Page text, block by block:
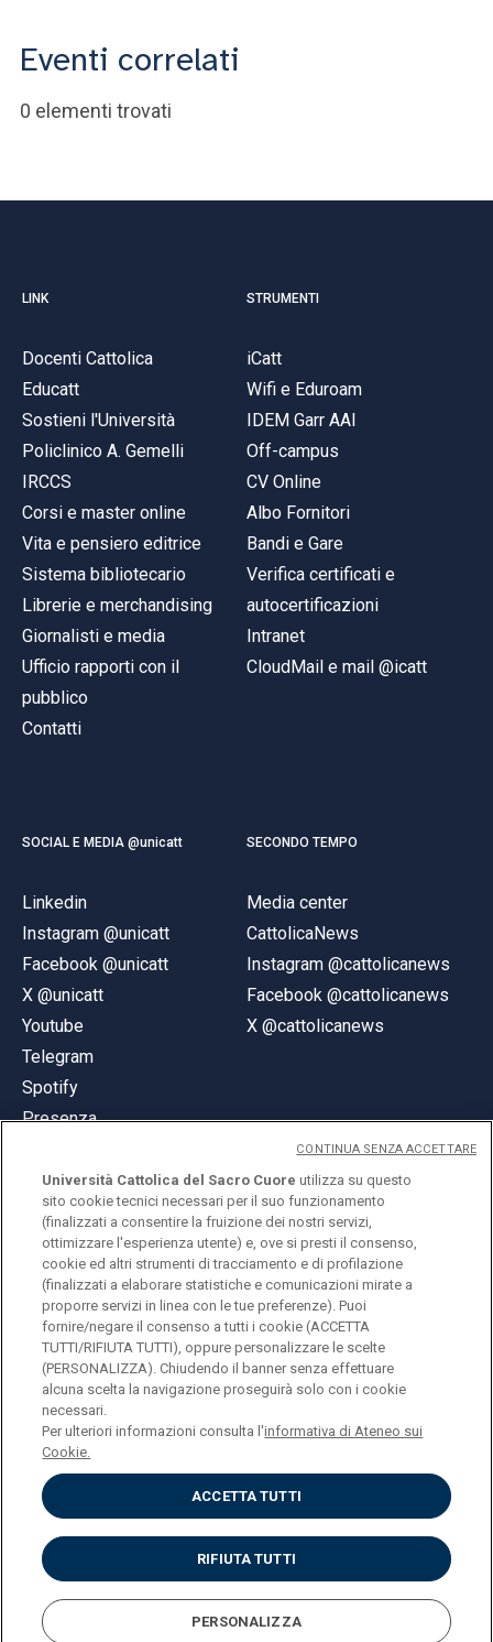
Eventi correlati
0 elementi trovati
LINK
Docenti Cattolica
Educatt
Sostieni l'Università
Policlinico A. Gemelli
IRCCS
Corsi e master online
Vita e pensiero editrice
Sistema bibliotecario
Librerie e merchandising
Giornalisti e media
Ufficio rapporti con il
pubblico
Contatti
STRUMENTI
iCatt
Wifi e Eduroam
IDEM Garr AAI
Off-campus
CV Online
Albo Fornitori
Bandi e Gare
Verifica certificati e
autocertificazioni
Intranet
CloudMail e mail @icatt
SOCIAL E MEDIA @unicatt
Linkedin
Instagram @unicatt
Facebook @unicatt
X @unicatt
Youtube
Telegram
Spotify
Presenza
SECONDO TEMPO
Media center
CattolicaNews
Instagram @cattolicanews
Facebook @cattolicanews
X @cattolicanews
© Università Cattolica del Sacro Cuore
Largo A. Gemelli 1, 20123 Milano
PI 02133120150
ENGLISH
Privacy
Accessibilità
Cookies
Impostazione Cookies
Università Cattolica del Sacro Cuore utilizza su questo
sito cookie tecnici necessari per il suo funzionamento
(finalizzati a consentire la fruizione dei nostri servizi,
ottimizzare l'esperienza utente) e, ove si presti il consenso,
cookie ed altri strumenti di tracciamento e di profilazione
(finalizzati a elaborare statistiche e comunicazioni mirate a
proporre servizi in linea con le tue preferenze). Puoi
fornire/negare il consenso a tutti i cookie (ACCETTA
TUTTI/RIFIUTA TUTTI), oppure personalizzare le scelte
(PERSONALIZZA). Chiudendo il banner senza effettuare
alcuna scelta la navigazione proseguirà solo con i cookie
necessari.
Per ulteriori informazioni consulta l'informativa di Ateneo sui
Cookie.
ACCETTA TUTTI
RIFIUTA TUTTI
PERSONALIZZA
CONTINUA SENZA ACCETTARE